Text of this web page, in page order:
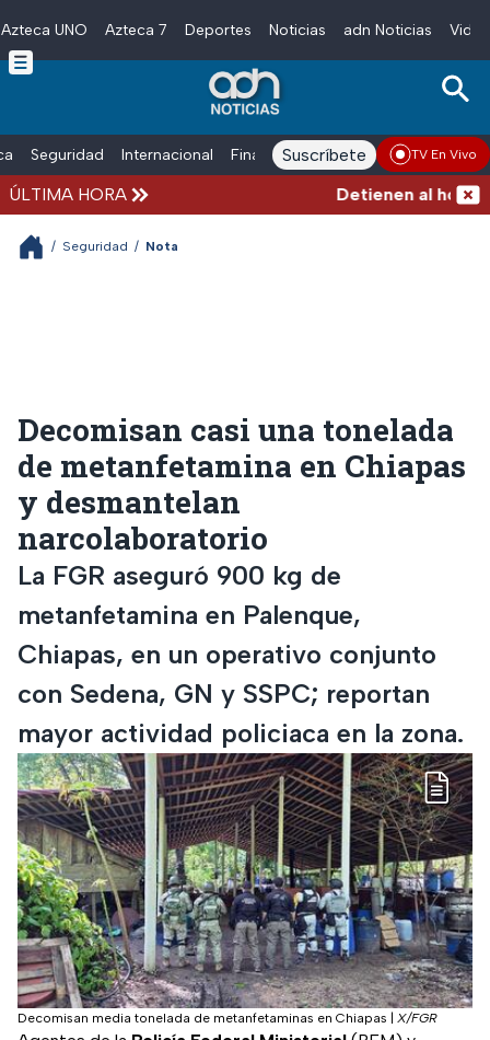
Skip to main content
Azteca UNO Azteca 7 Deportes Noticias adn Noticias
Seguridad Internacional Finanzas adn Noticias Radio
Suscríbete TV En Vivo
ÚLTIMA HORA Detienen al
/ Seguridad / Nota
Decomisan casi una tonelada
de metanfetamina en Chiapas
y desmantelan
narcolaboratorio
La FGR aseguró 900 kg de
metanfetamina en Palenque,
Chiapas, en un operativo conjunto
con Sedena, GN y SSPC; reportan
mayor actividad policiaca en la zona.
Decomisan media tonelada de metanfetaminas en Chiapas X/FGR